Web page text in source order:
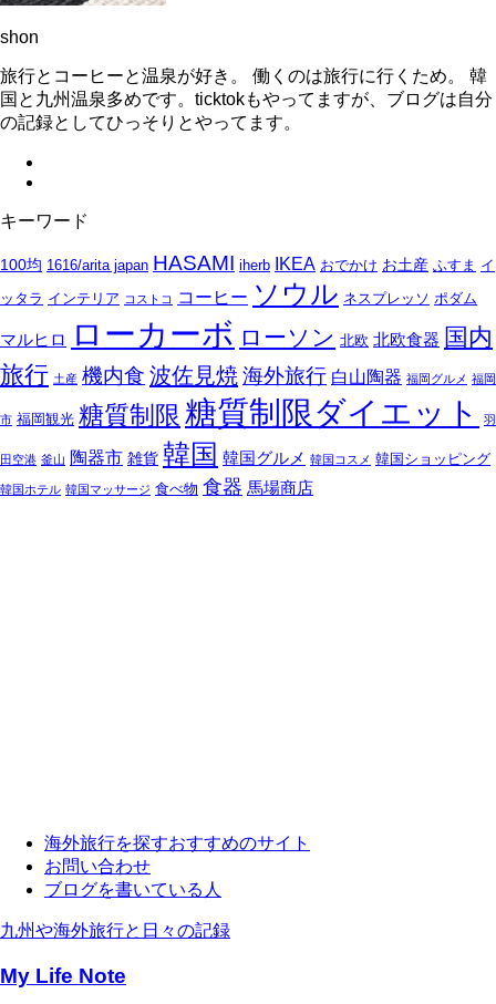
shon
旅行とコーヒーと温泉が好き。 働くのは旅行に行くため。 韓
国と九州温泉多めです。ticktokもやってますが、ブログは自分
の記録としてひっそりとやってます。
キーワード
100均 1616/arita japan HASAMI iherb IKEA おでかけ お土産 ふすま イ
ッタラ インテリア コストコ コーヒー ソウル ネスプレッソ ポダム
マルヒロ ローカーボ ローソン 北欧 北欧食器 国内
旅行 土産 機内食 波佐見焼 海外旅行 白山陶器 福岡グルメ 福岡
市 福岡観光 糖質制限 糖質制限ダイエット 羽
田空港 釜山 陶器市 雑貨 韓国 韓国グルメ 韓国コスメ 韓国ショッピング
韓国ホテル 韓国マッサージ 食べ物 食器 馬場商店
海外旅行を探すおすすめのサイト
お問い合わせ
ブログを書いている人
九州や海外旅行と日々の記録
My Life Note